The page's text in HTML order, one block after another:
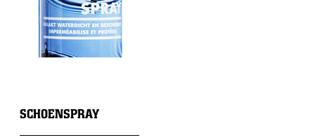
SCHOENSPRAY